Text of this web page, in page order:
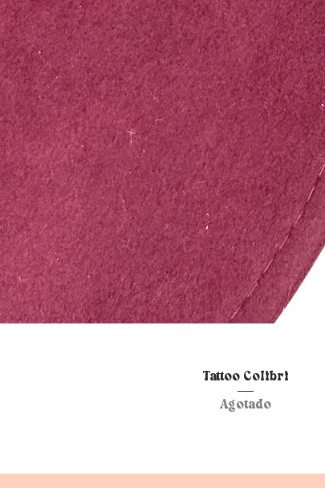
Vista rápida
Tattoo Colibri
Agotado